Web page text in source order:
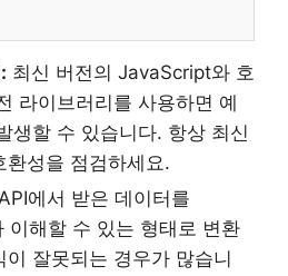
최신 버전의 JavaScript와 호
라이브러리를 사용하면 예
생할 수 있습니다. 항상 최신
환성을 점검하세요.
에서 받은 데이터를
해할 수 있는 형태로 변환
잘못되는 경우가 많습니